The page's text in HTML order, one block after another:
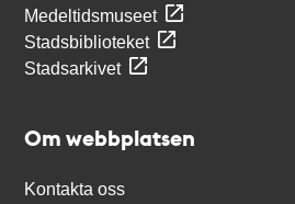
Medeltidsmuseet
Stadsbiblioteket
Stadsarkivet
Om webbplatsen
Kontakta oss